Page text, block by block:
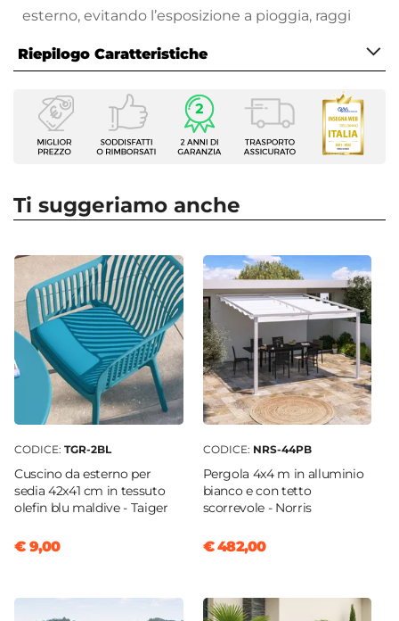
esterno, evitando l’esposizione a pioggia, raggi
una copertura, oppure utilizza gliappositi
dispositivi per la cura
e la manutenzione come
cover protettive
. Non utilizzare teli in cotone o
plastica non specifici, perché potrebbero
non utilizzare prodotti chimici aggressivi.
adatta per ambienti o utilizzi commerciali.
Riepilogo Caratteristiche
Caratteristiche
Tipologia
Sedia da giardino
Dimensioni
Altezza
90 cm
Altezza Seduta
45 cm
Materiale Seduta
Polipropilene
Colore Seduta
Polipropilene
Portata Massima
Colore Struttura
Ti suggeriamo anche
CODICE: TGR-2BL
Cuscino da esterno per
sedia 42x41 cm in tessuto
olefin blu maldive - Taiger
€ 9,00
CODICE: NRS-44PB
Pergola 4x4 m in alluminio
bianco e con tetto
scorrevole - Norris
€ 482,00